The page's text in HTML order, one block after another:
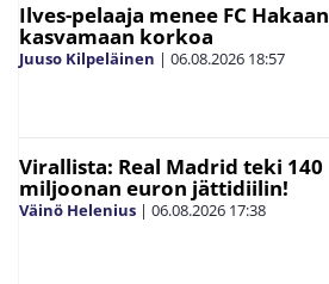
Ilves-pelaaja menee FC Hakaan
kasvamaan korkoa
Juuso Kilpeläinen | 06.08.2026 18:57
Virallista: Real Madrid teki 140
miljoonan euron jättidiilin!
Väinö Helenius | 06.08.2026 17:38